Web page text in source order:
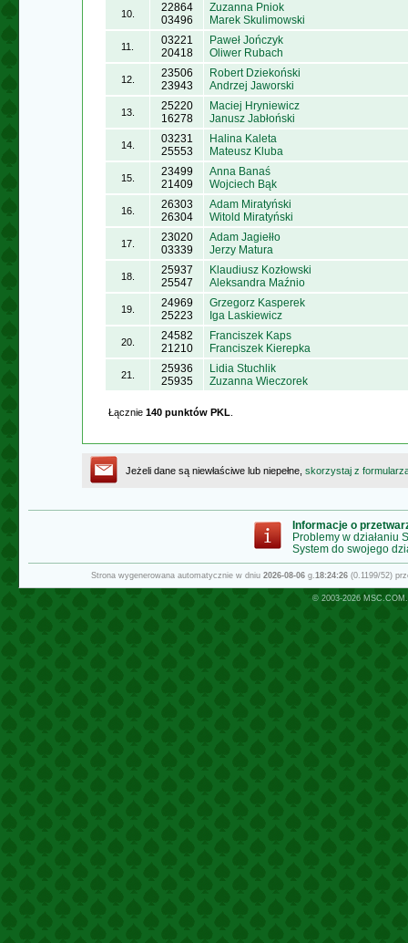
10.
22864
03496
Zuzanna Pniok
Marek Skulimowski
11.
03221
20418
Paweł Jończyk
Oliwer Rubach
12.
23506
23943
Robert Dziekoński
Andrzej Jaworski
13.
25220
16278
Maciej Hryniewicz
Janusz Jabłoński
14.
03231
25553
Halina Kaleta
Mateusz Kluba
15.
23499
21409
Anna Banaś
Wojciech Bąk
16.
26303
26304
Adam Miratyński
Witold Miratyński
17.
23020
03339
Adam Jagiełło
Jerzy Matura
18.
25937
25547
Klaudiusz Kozłowski
Aleksandra Maźnio
19.
24969
25223
Grzegorz Kasperek
Iga Laskiewicz
20.
24582
21210
Franciszek Kaps
Franciszek Kierepka
21.
25936
25935
Lidia Stuchlik
Zuzanna Wieczorek
Łącznie 140 punktów PKL
Jeżeli dane są niewłaściwe lub niepełne, skorzystaj z
Informacje o
Problemy w działaniu
System do swojego
Strona wygenerowana automatycznie w dniu 2026-08-06g.18:24:26(0.1199/52)
© 2003-2026